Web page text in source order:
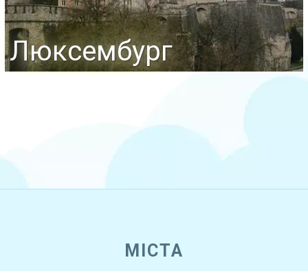
Люксембург
МІСТА